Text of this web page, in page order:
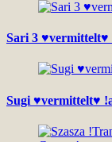
Sari 3 ♥vermittelt♥
Sugi ♥vermittelt♥